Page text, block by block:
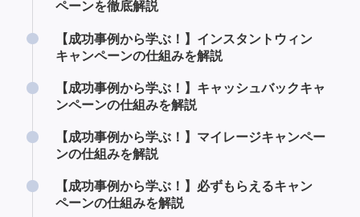
ペーンを徹底解説
【成功事例から学ぶ！】インスタントウィン
キャンペーンの仕組みを解説
【成功事例から学ぶ！】キャッシュバックキャ
ンペーンの仕組みを解説
【成功事例から学ぶ！】マイレージキャンペー
ンの仕組みを解説
【成功事例から学ぶ！】必ずもらえるキャン
ペーンの仕組みを解説